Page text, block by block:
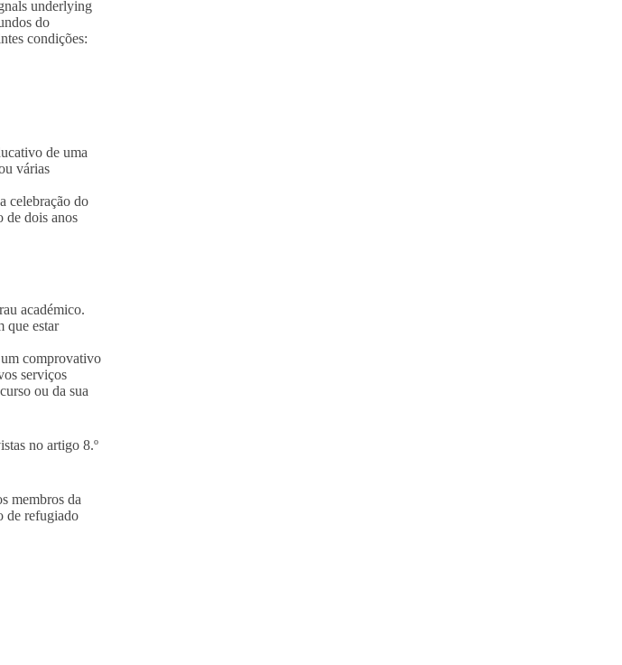
underlying
do
condições:
de uma
várias
celebração do
de dois anos
académico.
que estar
um comprovativo
serviços
ou da sua
no artigo 8.º
membros da
de refugiado